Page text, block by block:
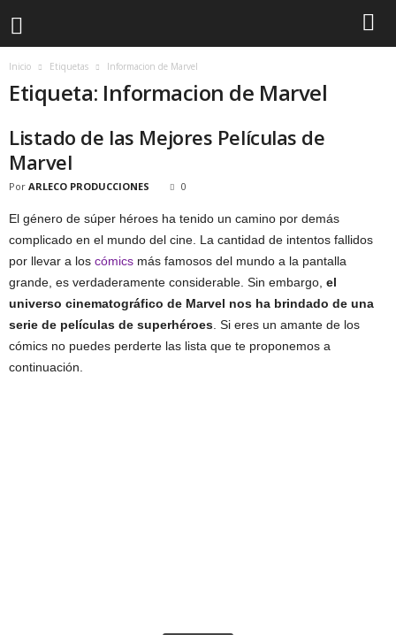
Inicio Etiquetas Informacion de Marvel
Etiqueta: Informacion de Marvel
Listado de las Mejores Películas de
Marvel
Por ARLECO PRODUCCIONES 0
El género de súper héroes ha tenido un camino por demás
complicado en el mundo del cine. La cantidad de intentos fallidos
por llevar a los cómics más famosos del mundo a la pantalla
grande, es verdaderamente considerable. Sin embargo, el
universo cinematográfico de Marvel nos ha brindado de una
serie de películas de superhéroes . Si eres un amante de los
cómics no puedes perderte las lista que te proponemos a
continuación.